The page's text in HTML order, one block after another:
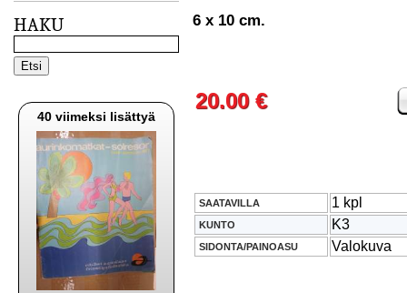
HAKU
40 viimeksi lisättyä
6 x 10 cm.
20.00 €
SAATAVILLA 1 kpl
KUNTO K3
SIDONTA/PAINOASU Valokuva